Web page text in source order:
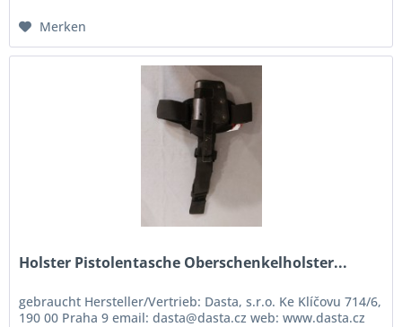
Merken
Holster Pistolentasche Oberschenkelholster...
gebraucht Hersteller/Vertrieb: Dasta, s.r.o. Ke Klíčovu 714/6,
190 00 Praha 9 email: dasta@dasta.cz web: www.dasta.cz